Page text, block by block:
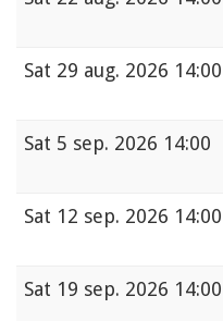
Sat 29 aug. 2026 14:00
Sat 5 sep. 2026 14:00
Sat 12 sep. 2026 14:00
Sat 19 sep. 2026 14:00